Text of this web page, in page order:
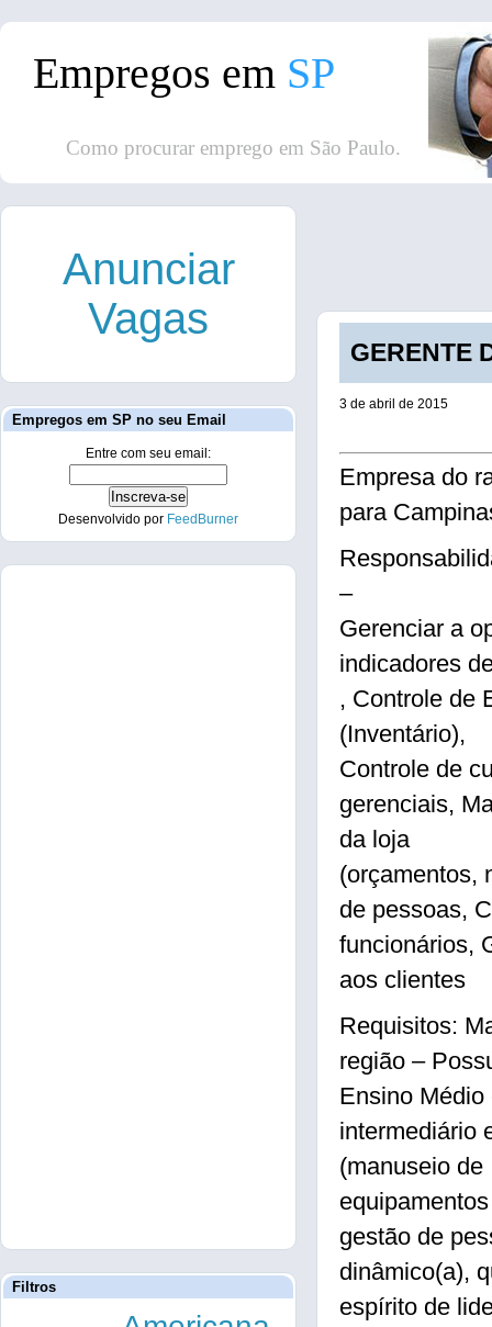
Empregos em SP
Como procurar emprego em São Paulo.
GERENTE
3 de abril de 2015
Empresa do
para
–
Gerenciar a
indicadores
, Controle de
(Inventário),
Controle de
gerenciais,
da loja
(orçamentos,
de pessoas,
funcionários,
aos clientes
Requisitos:
região –
Ensino
intermediário
(manuseio de
gestão de
dinâmico(a),
espírito de
Anunciar
Vagas
Empregos em SP no seu Email
Entre com seu email:
Desenvolvido por FeedBurner
Filtros